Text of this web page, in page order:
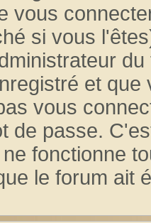
vous
si vous
et
vous
de passe.
fonctionne
le forum ait